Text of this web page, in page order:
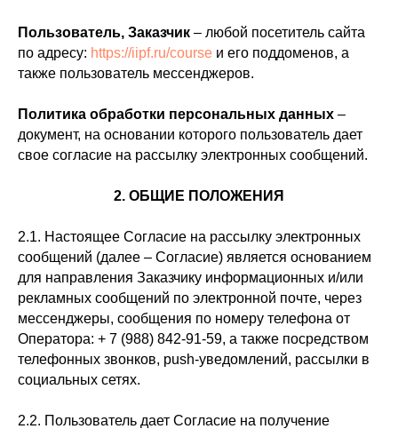
Пользователь, Заказчик – любой посетитель сайта
по адресу: https://iipf.ru/course и его поддоменов, а
также пользователь мессенджеров.
Политика обработки персональных данных –
документ, на основании которого пользователь дает
свое согласие на рассылку электронных сообщений.
2. ОБЩИЕ ПОЛОЖЕНИЯ
2.1. Настоящее Согласие на рассылку электронных
сообщений (далее – Согласие) является основанием
для направления Заказчику информационных и/или
рекламных сообщений по электронной почте, через
мессенджеры, сообщения по номеру телефона от
Оператора: + 7 (988) 842-91-59, а также посредством
телефонных звонков, push-уведомлений, рассылки в
социальных сетях.
2.2. Пользователь дает Согласие на получение